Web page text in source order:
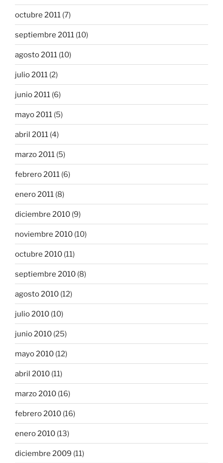
octubre 2011 (7)
septiembre 2011 (10)
agosto 2011 (10)
julio 2011 (2)
junio 2011 (6)
mayo 2011 (5)
abril 2011 (4)
marzo 2011 (5)
febrero 2011 (6)
enero 2011 (8)
diciembre 2010 (9)
noviembre 2010 (10)
octubre 2010 (11)
septiembre 2010 (8)
agosto 2010 (12)
julio 2010 (10)
junio 2010 (25)
mayo 2010 (12)
abril 2010 (11)
marzo 2010 (16)
febrero 2010 (16)
enero 2010 (13)
diciembre 2009 (11)